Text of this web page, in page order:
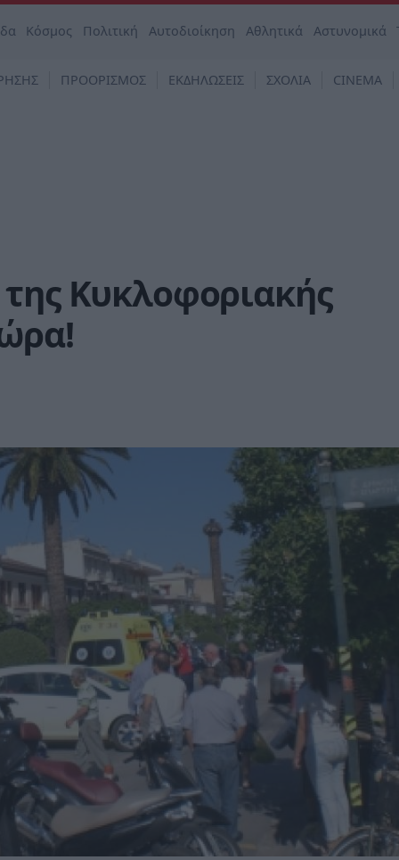
Κόσμος Πολιτική Αυτοδιοίκηση Αθλητικά Αστυνομικά
ΠΡΟΟΡΙΣΜΟΣ ΕΚΔΗΛΩΣΕΙΣ ΣΧΟΛΙΑ CINEMA
Κυκλοφοριακής